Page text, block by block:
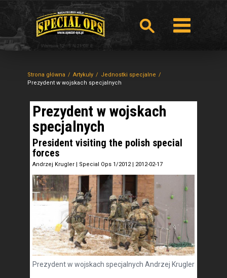
Strona główna Artykuły
Jednostki specjalne
Prezydent w wojskach specjalnych
Prezydent w wojskach
specjalnych
President visiting the polish special
forces
Andrzej Krugler | Special Ops 1/2012 | 2012-02-17
Prezydent w wojskach specjalnych Andrzej Krugler